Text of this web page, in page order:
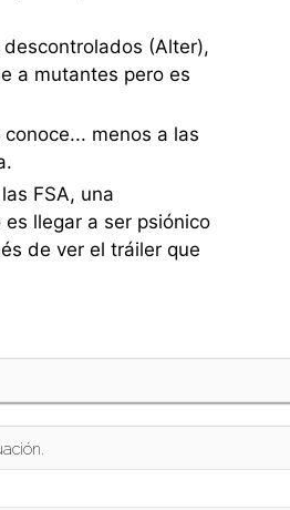
(Alter),
a mutantes pero es
menos a las
FSA, una
llegar a ser psiónico
de ver el tráiler que